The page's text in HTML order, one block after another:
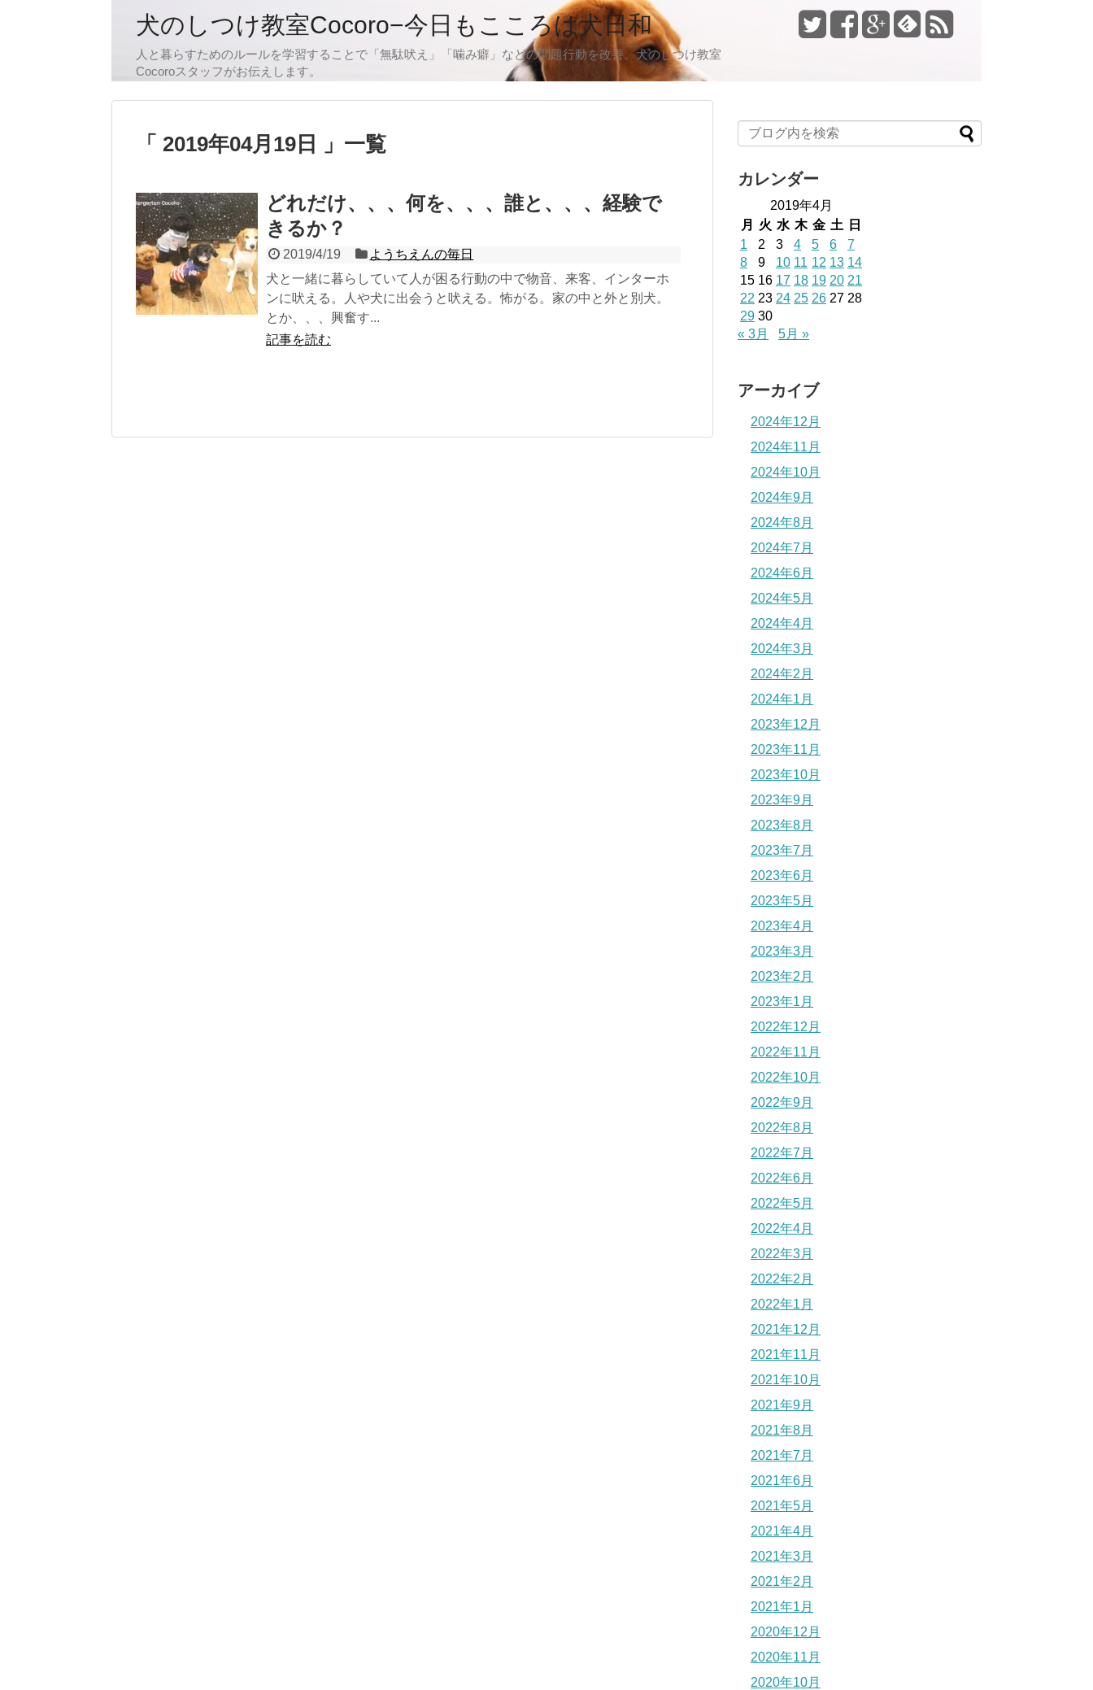
犬のしつけ教室Cocoro−今日もこころは犬日和
人と暮らすためのルールを学習することで「無駄吠え」「噛み癖」などの問題行動を改善。犬のしつけ教室
Cocoroスタッフがお伝えします。
2019年04月19日 一覧
どれだけ、、、何を、、、誰と、、、経験で
きるか？
2019/4/19
ようちえんの毎日
犬と一緒に暮らしていて人が困る行動の中で物音、来客、インターホ
ンに吠える。人や犬に出会うと吠える。怖がる。家の中と外と別犬。
とか、、、興奮す...
記事を読む
カレンダー
2019年4月
月
火 水 木 金 土
日
1
2 3 4 5 6
7
8
9 10 11 12 13 14
15 16 17 18 19 20 21
22 23 24 25 26 27 28
29 30
« 3月
5月 »
アーカイブ
2024年12月
2024年11月
2024年10月
2024年9月
2024年8月
2024年7月
2024年6月
2024年5月
2024年4月
2024年3月
2024年2月
2024年1月
2023年12月
2023年11月
2023年10月
2023年9月
2023年8月
2023年7月
2023年6月
2023年5月
2023年4月
2023年3月
2023年2月
2023年1月
2022年12月
2022年11月
2022年10月
2022年9月
2022年8月
2022年7月
2022年6月
2022年5月
2022年4月
2022年3月
2022年2月
2022年1月
2021年12月
2021年11月
2021年10月
2021年9月
2021年8月
2021年7月
2021年6月
2021年5月
2021年4月
2021年3月
2021年2月
2021年1月
2020年12月
2020年11月
2020年10月